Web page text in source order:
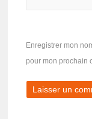
Enregistrer mon
pour mon prochain